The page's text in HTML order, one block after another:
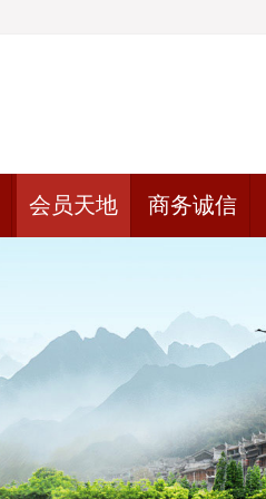
会员天地 商务诚信